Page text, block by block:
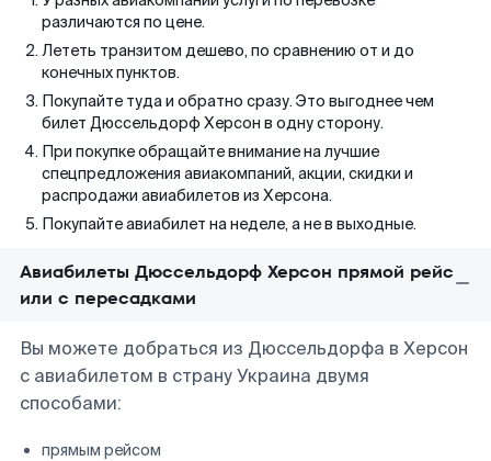
различаются по цене.
Лететь транзитом дешево, по сравнению от и до
конечных пунктов.
Покупайте туда и обратно сразу. Это выгоднее чем
билет Дюссельдорф Херсон в одну сторону.
При покупке обращайте внимание на лучшие
спецпредложения авиакомпаний, акции, скидки и
распродажи авиабилетов из Херсона.
Покупайте авиабилет на неделе, а не в выходные.
Авиабилеты Дюссельдорф Херсон прямой рейс
или с пересадками
Вы можете добраться из Дюссельдорфа в Херсон
с авиабилетом в страну Украина двумя
способами:
прямым рейсом